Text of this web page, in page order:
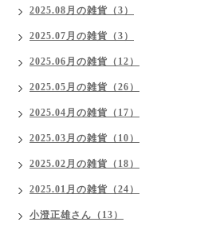
2025.08月の雑貨（3）
2025.07月の雑貨（3）
2025.06月の雑貨（12）
2025.05月の雑貨（26）
2025.04月の雑貨（17）
2025.03月の雑貨（10）
2025.02月の雑貨（18）
2025.01月の雑貨（24）
小澄正雄さん（13）